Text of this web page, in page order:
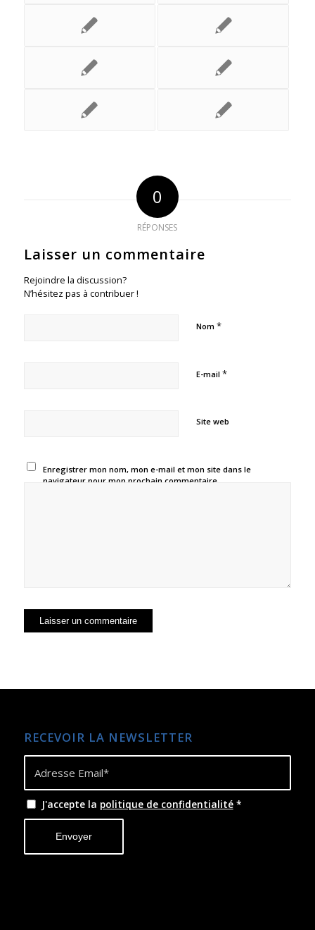
0
RÉPONSES
Laisser un commentaire
Rejoindre la discussion?
N’hésitez pas à contribuer !
Nom *
E-mail *
Site web
Enregistrer mon nom, mon e-mail et mon site dans le
navigateur pour mon prochain commentaire.
RECEVOIR LA NEWSLETTER
J'accepte la politique de confidentialité *